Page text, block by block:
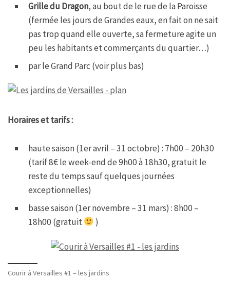
Grille du Dragon, au bout de le rue de la Paroisse
(fermée les jours de Grandes eaux, en fait on ne sait
pas trop quand elle ouverte, sa fermeture agite un
peu les habitants et commerçants du quartier…)
par le Grand Parc (voir plus bas)
Horaires et tarifs :
haute saison (1er avril – 31 octobre) : 7h00 – 20h30
(tarif 8€ le week-end de 9h00 à 18h30, gratuit le
reste du temps sauf quelques journées
exceptionnelles)
basse saison (1er novembre – 31 mars) : 8h00 –
18h00 (gratuit
)
Courir à Versailles #1 – les jardins